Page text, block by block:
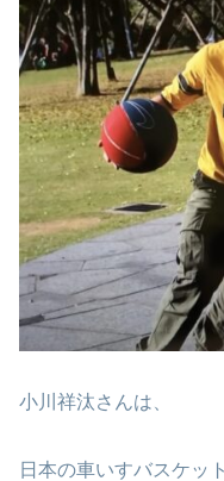
小川祥汰さんは、
日本の車いすバスケッ